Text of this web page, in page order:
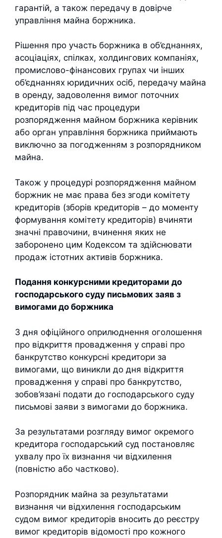
гарантій, а також передачу в довірче
управління майна боржника.
Рішення про участь боржника в об’єднаннях,
асоціаціях, спілках, холдингових компаніях,
промислово-фінансових групах чи інших
об’єднаннях юридичних осіб, передачу майна
в оренду, задоволення вимог поточних
кредиторів під час процедури
розпорядження майном боржника керівник
або орган управління боржника приймають
виключно за погодженням з розпорядником
майна.
Також у процедурі розпорядження майном
боржник не має права без згоди комітету
кредиторів (зборів кредиторів – до моменту
формування комітету кредиторів) вчиняти
значні правочини, вчинення яких не
заборонено цим Кодексом та здійснювати
продаж істотних активів боржника.
Подання конкурсними кредиторами до
господарського суду письмових заяв з
вимогами до боржника
З дня офіційного оприлюднення оголошення
про відкриття провадження у справі про
банкрутство конкурсні кредитори за
вимогами, що виникли до дня відкриття
провадження у справі про банкрутство,
зобов’язані подати до господарського суду
письмові заяви з вимогами до боржника.
За результатами розгляду вимог окремого
кредитора господарський суд постановляє
ухвалу про їх визнання чи відхилення
(повністю або частково).
Розпорядник майна за результатами
визнання чи відхилення господарським
судом вимог кредиторів вносить до реєстру
вимог кредиторів відомості про кожного